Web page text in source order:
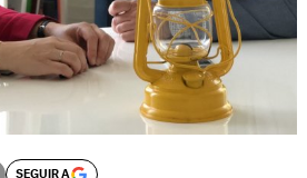
SEGUIR A